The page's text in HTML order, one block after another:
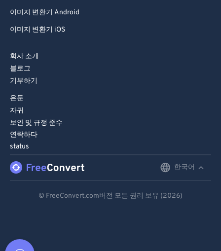
이미지 변환기 Android
이미지 변환기 iOS
회사 소개
블로그
기부하기
은둔
자귀
보안 및 규정 준수
연락하다
status
한국어
© FreeConvert.com버전 모든 권리 보유 (2026)